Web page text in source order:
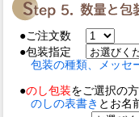
●ご注文数
●包装指定
包装の種類、メッセ
●のし包装をご選択の方
のしの表書き とお名